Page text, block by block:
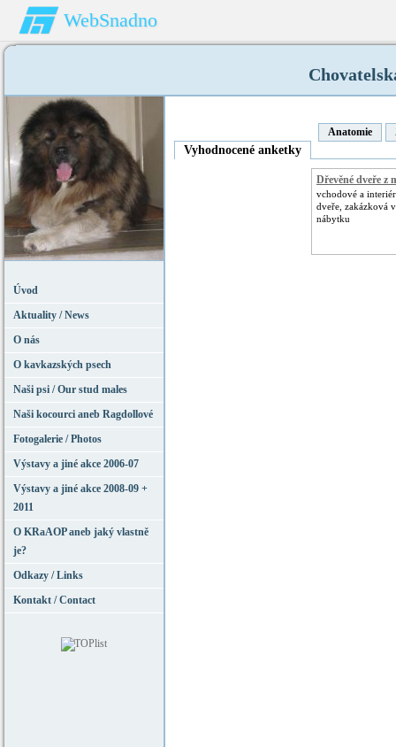
WebSnadno
Úvod
Aktuality / News
O nás
O kavkazských psech
Naši psi / Our stud males
Naši kocourci aneb Ragdollové
Fotogalerie / Photos
Výstavy a jiné akce 2006-07
Výstavy a jiné akce 2008-09 +
2011
O KRaAOP aneb jaký vlastně
je?
Odkazy / Links
Kontakt / Contact
Vyhodnocené anketky
Anatomie
Dřevěné dveře z
vchodové a
dveře, zakázková
nábytku